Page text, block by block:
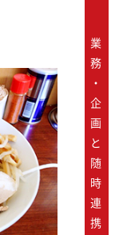
業務・企画と随時連携